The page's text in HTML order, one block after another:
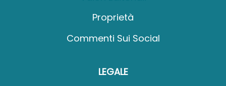
Proprietà
Commenti Sui Social
LEGALE